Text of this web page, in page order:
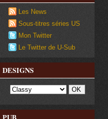
Les News
Sous-titres séries US
Mon Twitter
Le Twitter de U-Sub
DESIGNS